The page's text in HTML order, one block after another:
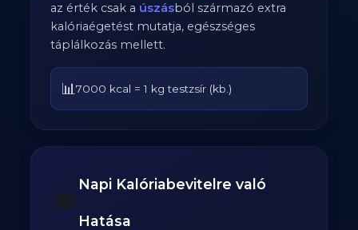
az érték csak a úszásból származó extra
kalóriaégetést mutatja, egészséges
táplálkozás mellett.
📊7000 kcal = 1 kg testzsír (kb.)
🍽️
Napi Kalóriabevitelre való
Hatása